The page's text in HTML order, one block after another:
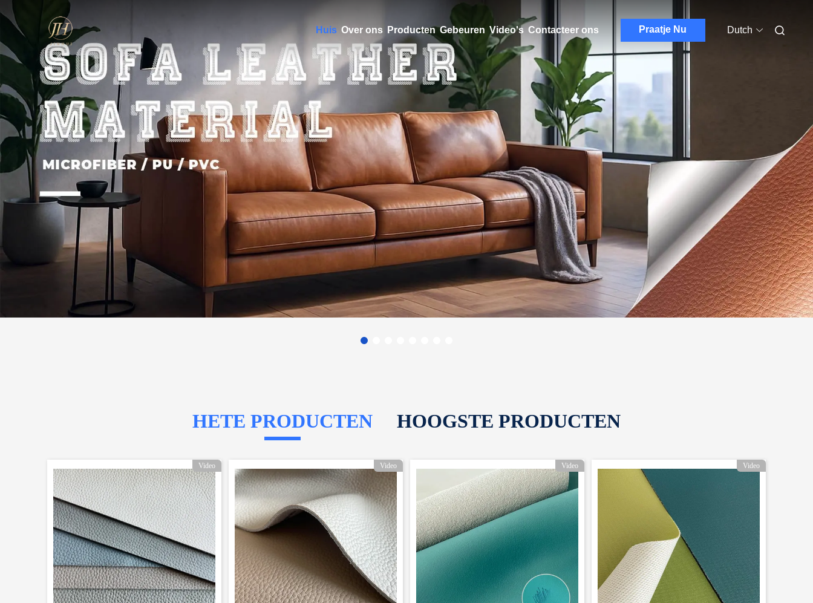
Huis Over ons Producten Gebeuren Video's Contacteer ons Praatje Nu Dutch
HETE PRODUCTEN HOOGSTE PRODUCTEN
Video Video Video Video